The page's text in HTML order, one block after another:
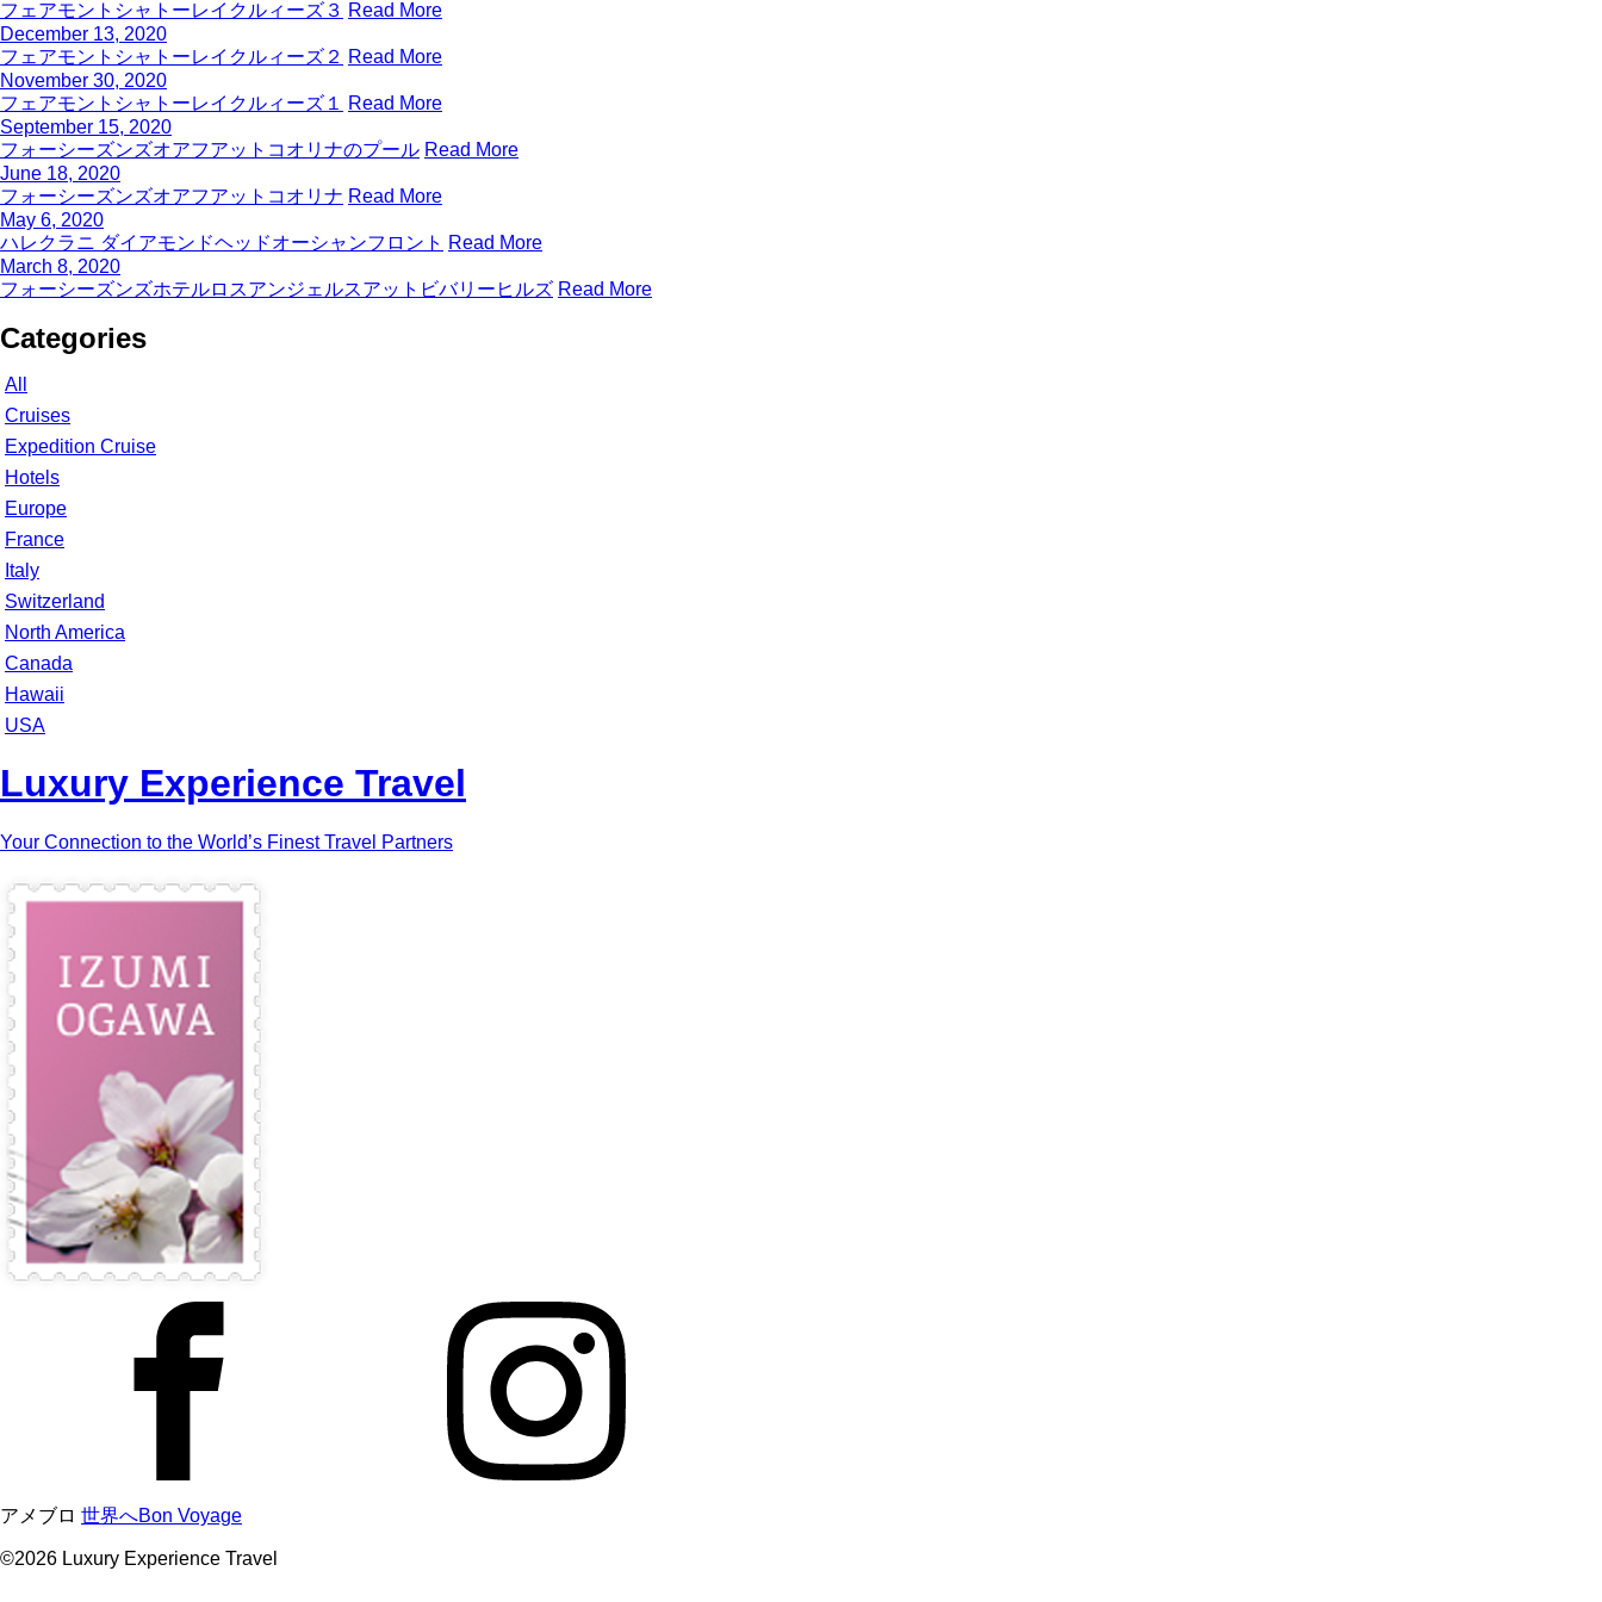
フェアモントシャトーレイクルィーズ３ Read More
December 13, 2020
フェアモントシャトーレイクルィーズ２ Read More
November 30, 2020
フェアモントシャトーレイクルィーズ１
Read More
September 15, 2020
フォーシーズンズオアフアットコオリナのプール Read More
June 18, 2020
フォーシーズンズオアフアットコオリナ Read More
May 6, 2020
ハレクラニ ダイアモンドヘッドオーシャンフロント Read More
March 8, 2020
フォーシーズンズホテルロスアンジェルスアットビバリーヒルズ Read More
Categories
All
Cruises
Expedition Cruise
Hotels
Europe
France
Italy
Switzerland
North America
Canada
Hawaii
USA
Luxury Experience Travel
Your Connection to the World’s Finest Travel Partners
アメブロ 世界へBon Voyage
©2026 Luxury Experience Travel